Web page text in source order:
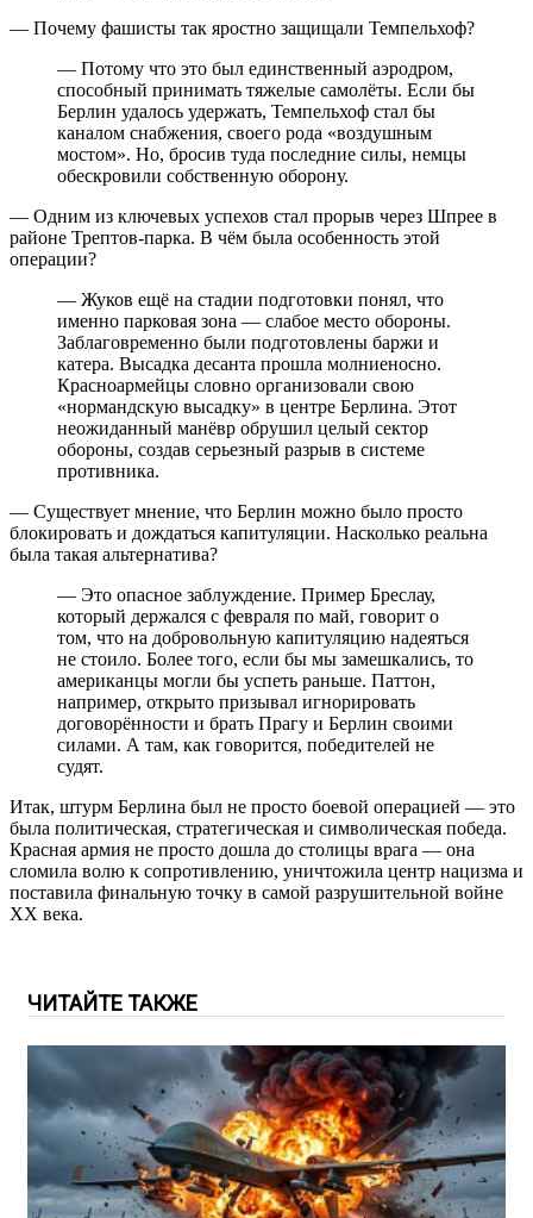
— Почему фашисты так яростно защищали Темпельхоф?
— Потому что это был единственный аэродром,
способный принимать тяжелые самолёты. Если бы
Берлин удалось удержать, Темпельхоф стал бы
каналом снабжения, своего рода «воздушным
мостом». Но, бросив туда последние силы, немцы
обескровили собственную оборону.
— Одним из ключевых успехов стал прорыв через Шпрее в
районе Трептов-парка. В чём была особенность этой
операции?
— Жуков ещё на стадии подготовки понял, что
именно парковая зона — слабое место обороны.
Заблаговременно были подготовлены баржи и
катера. Высадка десанта прошла молниеносно.
Красноармейцы словно организовали свою
«нормандскую высадку» в центре Берлина. Этот
неожиданный манёвр обрушил целый сектор
обороны, создав серьезный разрыв в системе
противника.
— Существует мнение, что Берлин можно было просто
блокировать и дождаться капитуляции. Насколько реальна
была такая альтернатива?
— Это опасное заблуждение. Пример Бреслау,
который держался с февраля по май, говорит о
том, что на добровольную капитуляцию надеяться
не стоило. Более того, если бы мы замешкались, то
американцы могли бы успеть раньше. Паттон,
например, открыто призывал игнорировать
договорённости и брать Прагу и Берлин своими
силами. А там, как говорится, победителей не
судят.
Итак, штурм Берлина был не просто боевой операцией — это
была политическая, стратегическая и символическая победа.
Красная армия не просто дошла до столицы врага — она
сломила волю к сопротивлению, уничтожила центр нацизма и
поставила финальную точку в самой разрушительной войне
XX века.
ЧИТАЙТЕ ТАКЖЕ